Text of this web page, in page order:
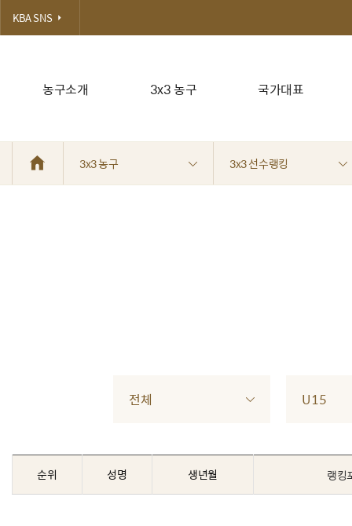
농구소개 3x3 농구 국가대표
KBA SNS
3x3 농구 3x3 선수랭킹
전체 U15
순위 성명 생년월 랭킹